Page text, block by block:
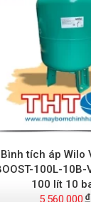
Bình tích áp Wilo
100L-10B-
100 lít 10
5.560.000